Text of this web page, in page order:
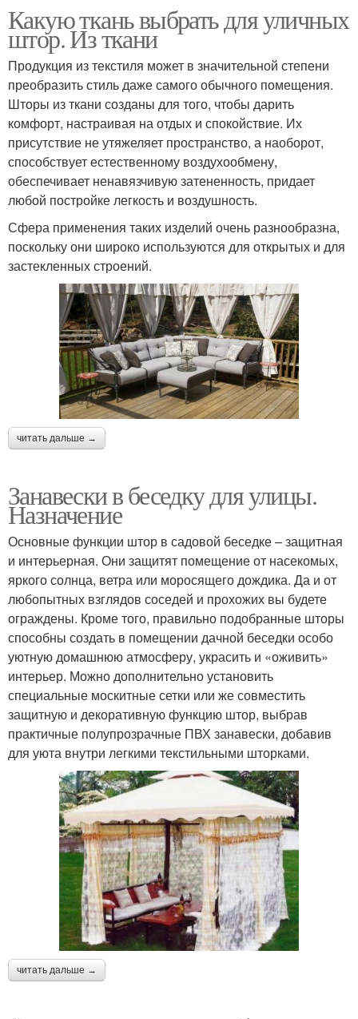
Какую ткань выбрать для уличных
штор. Из ткани
Продукция из текстиля может в значительной степени
преобразить стиль даже самого обычного помещения.
Шторы из ткани созданы для того, чтобы дарить
комфорт, настраивая на отдых и спокойствие. Их
присутствие не утяжеляет пространство, а наоборот,
способствует естественному воздухообмену,
обеспечивает ненавязчивую затененность, придает
любой постройке легкость и воздушность.
Сфера применения таких изделий очень разнообразна,
поскольку они широко используются для открытых и для
застекленных строений.
читать дальше →
Занавески в беседку для улицы.
Назначение
Основные функции штор в садовой беседке – защитная
и интерьерная. Они защитят помещение от насекомых,
яркого солнца, ветра или моросящего дождика. Да и от
любопытных взглядов соседей и прохожих вы будете
ограждены. Кроме того, правильно подобранные шторы
способны создать в помещении дачной беседки особо
уютную домашнюю атмосферу, украсить и «оживить»
интерьер. Можно дополнительно установить
специальные москитные сетки или же совместить
защитную и декоративную функцию штор, выбрав
практичные полупрозрачные ПВХ занавески, добавив
для уюта внутри легкими текстильными шторками.
читать дальше →